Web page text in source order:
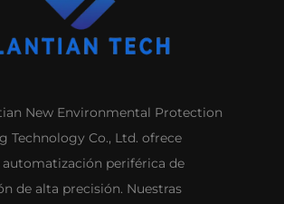
New Environmental Protection
Technology Co., Ltd. ofrece
automatización periférica de
de alta precisión. Nuestras